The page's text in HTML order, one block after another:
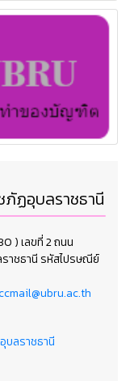
ภัฏอุบลราชธานี
) เลขที่ 2 ถนน
ราชธานี รหัสไปรษณีย์
บลราชธานี